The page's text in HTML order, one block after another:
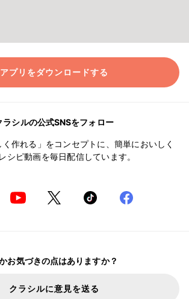
アプリをダウンロードする
ラシルの公式SNSをフォロー
く作れる」をコンセプトに、簡単においしく
シピ動画を毎日配信しています。
お気づきの点はありますか？
クラシルに意見を送る